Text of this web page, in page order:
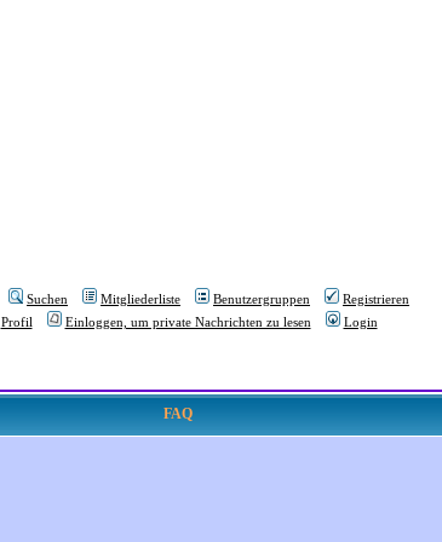
Suchen Mitgliederliste Benutzergruppen
Registrieren
Profil
Einloggen, um private Nachrichten zu lesen Login
FAQ